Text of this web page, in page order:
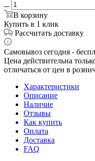
В корзину
Купить в 1 клик
Рассчитать доставку
Самовывоз сегодня -
Цена действительна
отличаться от цен в
Характеристики
Описание
Наличие
Отзывы
Как купить
Оплата
Доставка
FAQ